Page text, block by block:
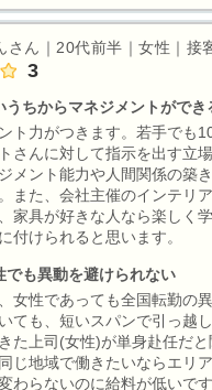
さん｜20代前半｜女性｜接
3
うちからマネジメントができ
ト力がつきます。若手でも
さんに対して指示を出す立
メント能力や人間関係の築
また、会社主催のインテリ
家具が好きな人なら楽しく
付けられると思います。
でも異動を避けられない
女性であっても全国転勤の
ても、短いスパンで引っ越
た上司(女性)が単身赴任だ
じ地域で働きたいならエリ
わらないのに給料が低いです